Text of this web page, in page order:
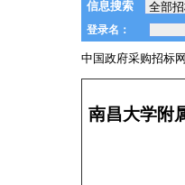
信息搜索
中国政府采购招标
南昌大学附